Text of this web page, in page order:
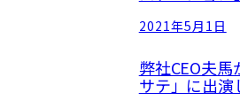
2021年5月1日
弊社CEO夫
サテ」に出演